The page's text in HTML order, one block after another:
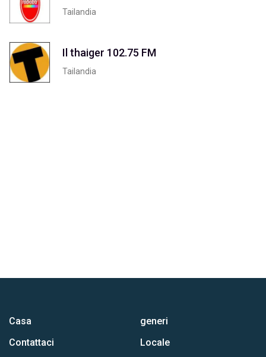
Tailandia
Il thaiger 102.75 FM
Tailandia
Casa
Contattaci
generi
Locale